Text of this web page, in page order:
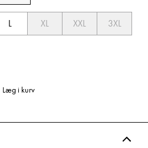
L XL XXL
3XL
Læg i kurv